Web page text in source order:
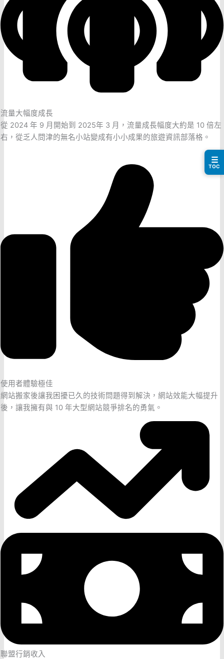
流量大幅度成長
從 2024 年 9 月開始到 2025年 3 月，流量成長幅度大約是 10 倍左
右，從乏人問津的無名小站變成有小小成果的旅遊資訊部落格。
使用者體驗極佳
網站搬家後讓我困擾已久的技術問題得到解決，網站效能大幅提升
後，讓我擁有與 10 年大型網站競爭排名的勇氣。
聯盟行銷收入
☰
TOC